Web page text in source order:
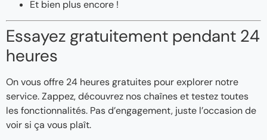
Et bien plus encore !
Essayez gratuitement pendant 24
heures
On vous offre 24 heures gratuites pour explorer notre
service. Zappez, découvrez nos chaînes et testez toutes
les fonctionnalités. Pas d’engagement, juste l’occasion de
voir si ça vous plaît.